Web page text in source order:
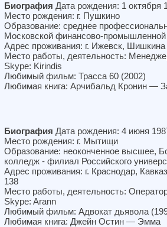
Биография Дата рождения: 1 октября
Место рождения: г. Пушкино
Образование: среднее
Московской финансово-
Адрес проживания: г. Ижевск, Шишкина
Место работы, деятельность:
Skype: Kirindis
Любимый фильм: Трасса 60 (2002)
Любимая книга: Арчибальд Кронин —
Биография Дата рождения: 4 июня
Место рождения: г. Мытищи
Образование: неоконченное высшее,
колледж - филиал Российского
Адрес проживания: г. Краснодар,
138
Место работы, деятельность:
Skype: Arann
Любимый фильм: Адвокат дьявола
Любимая книга: Джейн Остин — Эмма